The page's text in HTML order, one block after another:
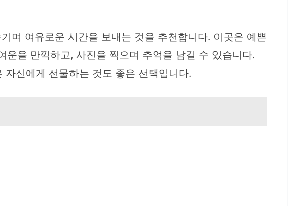
며 여유로운 시간을 보내는 것을 추천합니다. 이곳은 예쁜
을 만끽하고, 사진을 찍으며 추억을 남길 수 있습니다.
신에게 선물하는 것도 좋은 선택입니다.